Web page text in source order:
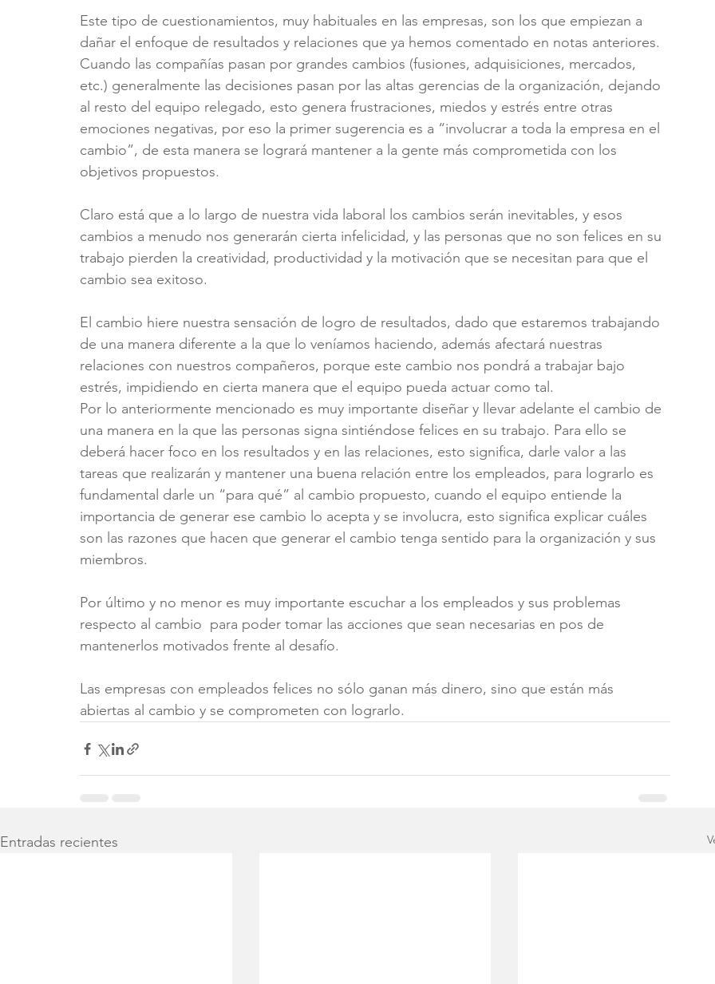
Este tipo de cuestionamientos, muy habituales en las empresas, son los que empiezan a
dañar el enfoque de resultados y relaciones que ya hemos comentado en notas anteriores.
Cuando las compañías pasan por grandes cambios (fusiones, adquisiciones, mercados,
etc.) generalmente las decisiones pasan por las altas gerencias de la organización, dejando
al resto del equipo relegado, esto genera frustraciones, miedos y estrés entre otras
emociones negativas, por eso la primer sugerencia es a “involucrar a toda la empresa en el
cambio”, de esta manera se logrará mantener a la gente más comprometida con los
objetivos propuestos.
Claro está que a lo largo de nuestra vida laboral los cambios serán inevitables, y esos
cambios a menudo nos generarán cierta infelicidad, y las personas que no son felices en su
trabajo pierden la creatividad, productividad y la motivación que se necesitan para que el
cambio sea exitoso.
El cambio hiere nuestra sensación de logro de resultados, dado que estaremos trabajando
de una manera diferente a la que lo veníamos haciendo, además afectará nuestras
relaciones con nuestros compañeros, porque este cambio nos pondrá a trabajar bajo
estrés, impidiendo en cierta manera que el equipo pueda actuar como tal.
Por lo anteriormente mencionado es muy importante diseñar y llevar adelante el cambio de
una manera en la que las personas signa sintiéndose felices en su trabajo. Para ello se
deberá hacer foco en los resultados y en las relaciones, esto significa, darle valor a las
tareas que realizarán y mantener una buena relación entre los empleados, para lograrlo es
fundamental darle un “para qué” al cambio propuesto, cuando el equipo entiende la
importancia de generar ese cambio lo acepta y se involucra, esto significa explicar cuáles
son las razones que hacen que generar el cambio tenga sentido para la organización y sus
miembros.
Por último y no menor es muy importante escuchar a los empleados y sus problemas
respecto al cambio  para poder tomar las acciones que sean necesarias en pos de
mantenerlos motivados frente al desafío.
Las empresas con empleados felices no sólo ganan más dinero, sino que están más
abiertas al cambio y se comprometen con lograrlo.
Entradas recientes